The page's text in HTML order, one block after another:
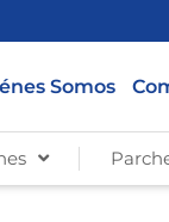
Somos